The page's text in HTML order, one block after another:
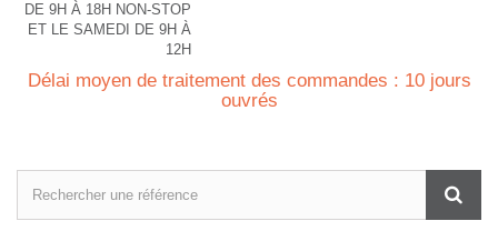
DE 9H À 18H NON-STOP
ET LE SAMEDI DE 9H À
12H
Délai moyen de traitement des commandes : 10 jours
ouvrés